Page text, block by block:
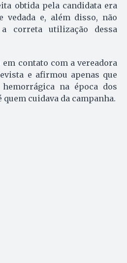
obtida pela candidata era
vedada e, além disso, não
correta utilização dessa
contato com a vereadora
e afirmou apenas que
na época dos
quem cuidava da campanha.